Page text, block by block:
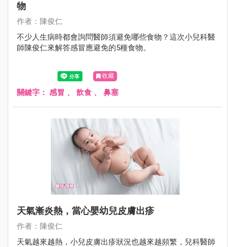
物
作者：陳俊仁
不少人生病時都會詢問醫師須避免哪些食物？這次小兒科醫
師陳俊仁來解答感冒應避免的5種食物。
收藏
關鍵字： 感冒 、 飲食 、 鼻塞
天氣漸炎熱，當心嬰幼兒皮膚出疹
作者：陳俊仁
天氣越來越熱，小兒皮膚出疹狀況也越來越頻繁，兒科醫師